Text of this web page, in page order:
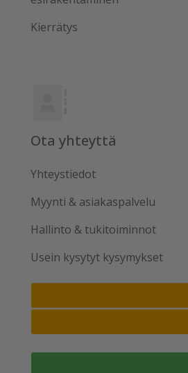
Kierrätys
Ota yhteyttä
Yhteystiedot
Myynti & asiakaspalvelu
Hallinto & tukitoiminnot
Usein kysytyt kysymykset